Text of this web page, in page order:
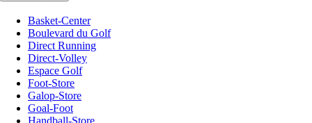
Basket-Center
Boulevard du Golf
Direct Running
Direct-Volley
Espace Golf
Foot-Store
Galop-Store
Goal-Foot
Handball-Store